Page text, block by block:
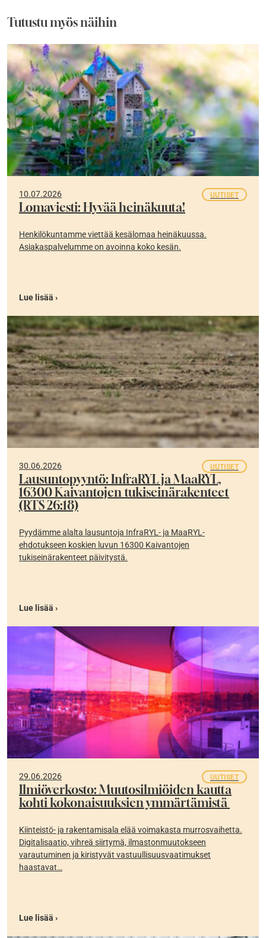
Tutustu myös näihin
10.07.2026 UUTISET
Lomaviesti: Hyvää heinäkuuta!
Henkilökuntamme viettää kesälomaa heinäkuussa.
Asiakaspalvelumme on avoinna koko kesän.
Lue lisää ›
30.06.2026 UUTISET
Lausuntopyyntö: InfraRYL ja MaaRYL,
16300 Kaivantojen tukiseinärakenteet
(RTS 26:18)
Pyydämme alalta lausuntoja InfraRYL- ja MaaRYL-
ehdotukseen koskien luvun 16300 Kaivantojen
tukiseinärakenteet päivitystä.
Lue lisää ›
29.06.2026 UUTISET
Ilmiöverkosto: Muutosilmiöiden kautta
kohti kokonaisuuksien ymmärtämistä
Kiinteistö- ja rakentamisala elää voimakasta murrosvaihetta.
Digitalisaatio, vihreä siirtymä, ilmastonmuutokseen
varautuminen ja kiristyvät vastuullisuusvaatimukset
haastavat…
Lue lisää ›